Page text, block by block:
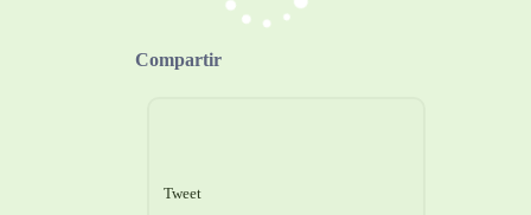
Compartir
Tweet